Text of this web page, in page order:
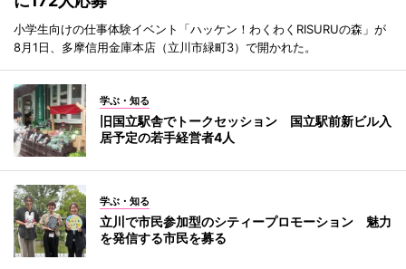
小学生向けの仕事体験イベント「ハッケン！わくわくRISURUの森」が
8月1日、多摩信用金庫本店（立川市緑町3）で開かれた。
学ぶ・知る
旧国立駅舎でトークセッション 国立駅前新ビル入
居予定の若手経営者4人
学ぶ・知る
立川で市民参加型のシティープロモーション 魅力
を発信する市民を募る